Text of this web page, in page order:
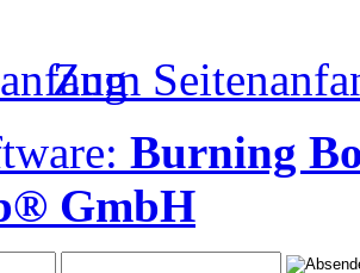
Zum
Burning
GmbH